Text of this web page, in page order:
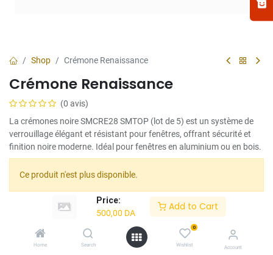
Price:
500,00 DA
Add to Cart
Home Search
0
Wishlist Account
Shop Crémone Renaissance
Crémone Renaissance
(0 avis)
La crémones noire SMCRE28 SMTOP (lot de 5) est un système de
verrouillage élégant et résistant pour fenêtres, offrant sécurité et
finition noire moderne. Idéal pour fenêtres en aluminium ou en bois.
Ce produit n'est plus disponible.
Terms and Conditions :
How would you rate your experience?
Select
an
option
from
Not satisfied at all Very satisfied
Next